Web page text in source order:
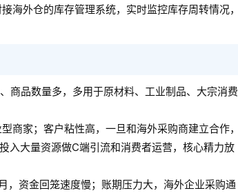
海外仓的库存管理系统，实时监控库存周转情况，
商品数量多，多用于原材料、工业制品、大宗消费
商家；客户粘性高，一旦和海外采购商建立合作，
入大量资源做C端引流和消费者运营，核心精力放
资金回笼速度慢；账期压力大，海外企业采购通